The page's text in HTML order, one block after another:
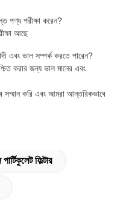
পণ্য পরীক্ষা করেন?
আছে
এবং ভাল সম্পর্ক করতে পারেন?
করার জন্য ভাল মানের এবং
সম্মান করি এবং আমরা আন্তরিকভাবে
ফিল্টার